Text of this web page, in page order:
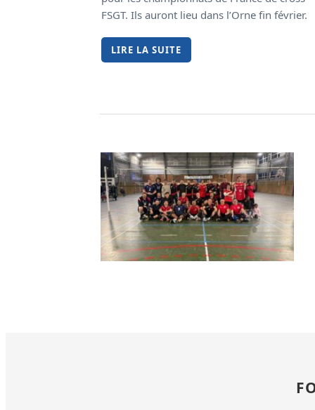
FSGT. Ils auront lieu dans l’Orne fin février.
LIRE LA SUITE